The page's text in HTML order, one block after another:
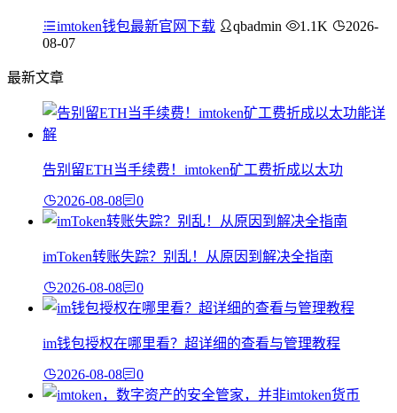
imtoken钱包最新官网下载 qbadmin 1.1K
2026-
08-07
最新文章
告别留ETH当手续费！imtoken矿工费折成以太功
2026-08-08 0
imToken转账失踪？别乱！从原因到解决全指南
2026-08-08 0
im钱包授权在哪里看？超详细的查看与管理教程
2026-08-08 0